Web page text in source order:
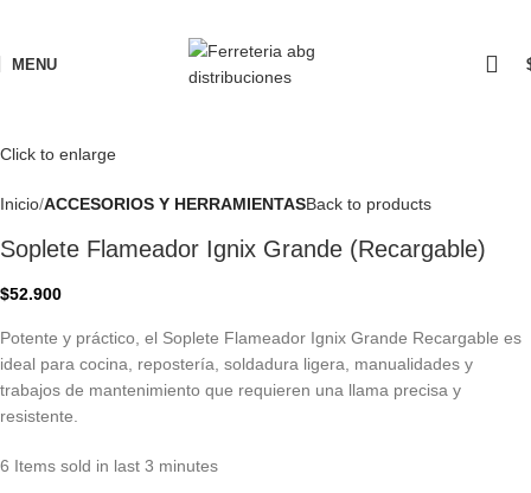
MENU
Click to enlarge
Inicio ACCESORIOS Y HERRAMIENTASBack to products
Soplete Flameador Ignix Grande (Recargable)
$52.900
Potente y práctico, el Soplete Flameador Ignix Grande Recargable es
ideal para cocina, repostería, soldadura ligera, manualidades y
trabajos de mantenimiento que requieren una llama precisa y
resistente.
6 Items sold in last 3 minutes